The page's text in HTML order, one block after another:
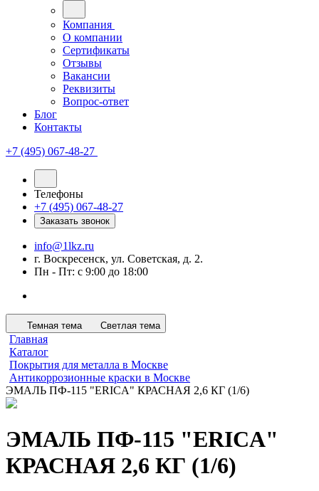
Компания
О компании
Сертификаты
Отзывы
Вакансии
Реквизиты
Вопрос-ответ
Блог
Контакты
+7 (495) 067-48-27
Телефоны
+7 (495) 067-48-27
Заказать звонок
info@1lkz.ru
г. Воскресенск, ул. Советская, д. 2.
Пн - Пт: с 9:00 до 18:00
Темная тема Светлая тема
Главная
Каталог
Покрытия для металла в Москве
Антикоррозионные краски в Москве
ЭМАЛЬ ПФ-115 "ERICA" КРАСНАЯ 2,6 КГ (1/6)
ЭМАЛЬ ПФ-115 "ERICA"
КРАСНАЯ 2,6 КГ (1/6)